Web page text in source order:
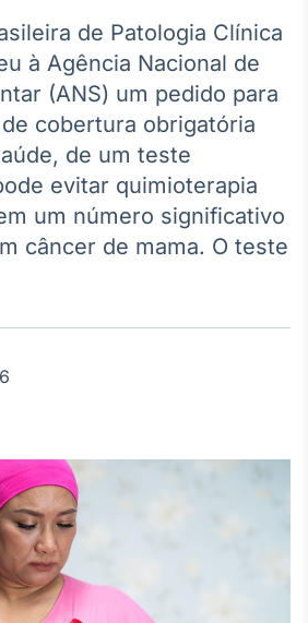
Agro
Tudo sobre o
agronegócio
Broadcast
Político
Os bastidores da
política em
tempo real
Broadcast
Broadcast
White Label
Plataforma para
personalizados
de Patologia Clínica
à Agência Nacional de
(ANS) um pedido para
cobertura obrigatória
de um teste
evitar quimioterapia
um número significativo
câncer de mama. O teste